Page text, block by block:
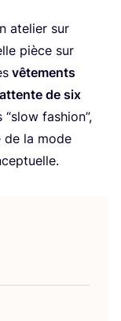
ate­lier sur
pièce sur
vête­ments
de six
“slow fashion”,
de la mode